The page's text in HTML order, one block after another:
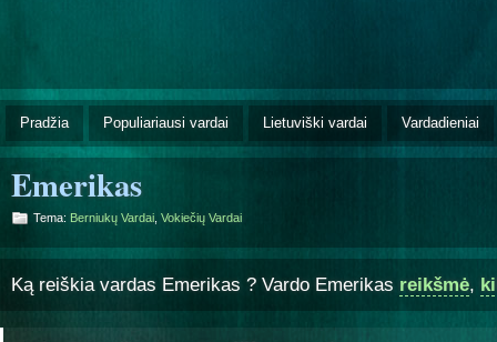
Pradžia Populiariausi vardai Lietuviški vardai Vardadieniai
Emerikas
Tema: Berniukų Vardai Vokiečių Vardai
Ką reiškia vardas Emerikas ? Vardo Emerikas reikšmė,